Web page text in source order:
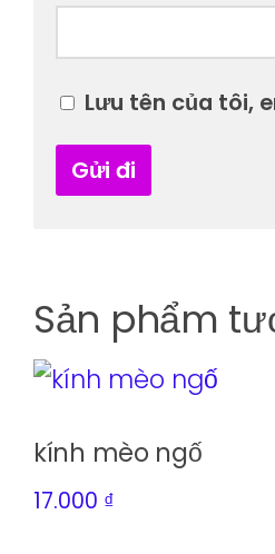
Lưu tên của tôi,
Sản phẩm
kính mèo ngố
17.000 ₫